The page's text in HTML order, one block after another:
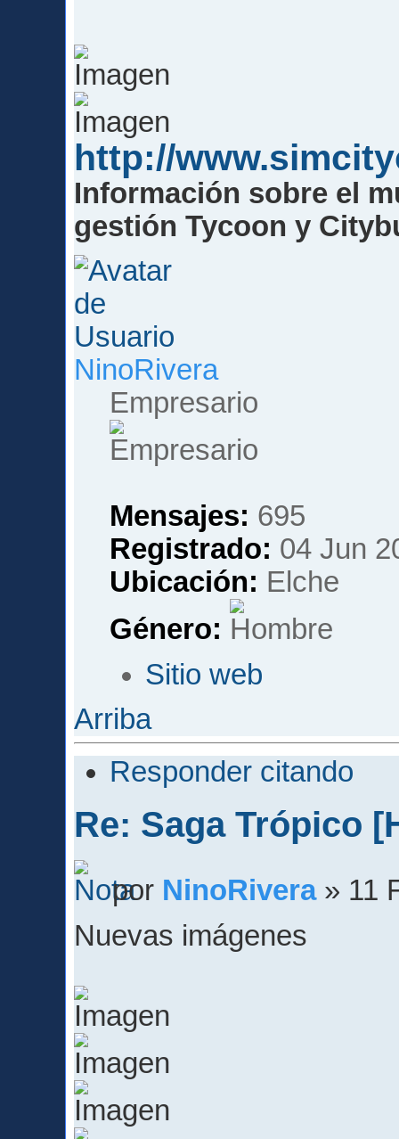
http://
Información sobre el
gestión Tycoon y
NinoRivera
Empresario
Mensajes: 695
Registrado: 04 Jun
Ubicación: Elche
Género:
Sitio web
Arriba
Responder citando
Re: Saga Trópico
por NinoRivera» 11
Nuevas imágenes